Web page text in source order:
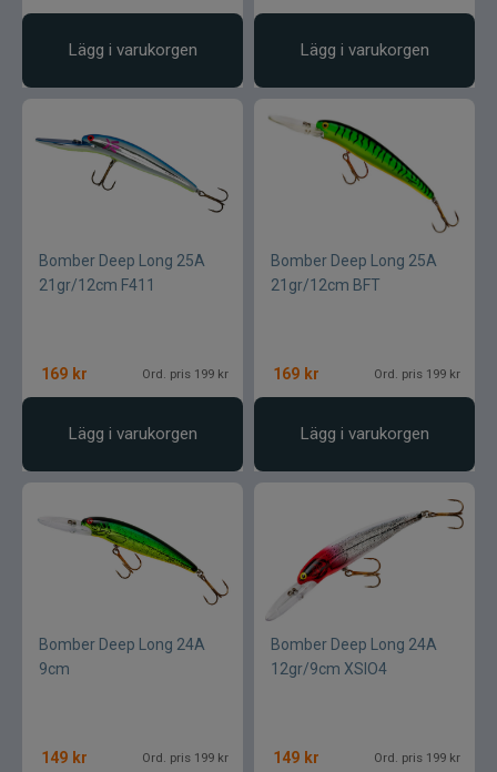
Lägg i varukorgen Lägg i varukorgen
Bomber Deep Long 25A
21gr/12cm F411
169 kr Ord. pris 199 kr
Lägg i varukorgen
Bomber Deep Long 25A
21gr/12cm BFT
169 kr Ord. pris 199 kr
Lägg i varukorgen
Bomber Deep Long 24A
9cm
149 kr Ord. pris 199 kr
Bomber Deep Long 24A
12gr/9cm XSIO4
149 kr Ord. pris 199 kr